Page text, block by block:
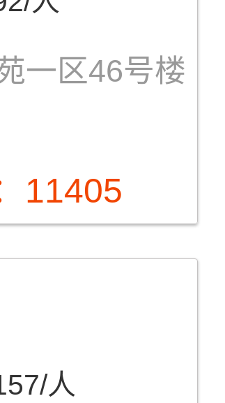
一区46号楼
11405
人